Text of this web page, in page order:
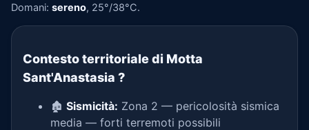
Domani: sereno, 25°/38°C.
Contesto territoriale di Motta
Sant'Anastasia ?
🏚️ Sismicità: Zona 2 — pericolosità sismica
media — forti terremoti possibili